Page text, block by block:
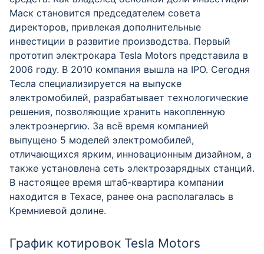
Маск становится председателем совета
директоров, привлекая дополнительные
инвестиции в развитие производства. Первый
прототип электрокара Tesla Motors представила в
2006 году. В 2010 компания вышла на IPO. Сегодня
Тесла специализируется на выпуске
электромобилей, разрабатывает технологические
решения, позволяющие хранить накопленную
электроэнергию. За всё время компанией
выпущено 5 моделей электромобилей,
отличающихся ярким, инновационным дизайном, а
также установлена сеть электрозарядных станций.
В настоящее время штаб-квартира компании
находится в Техасе, ранее она располагалась в
Кремниевой долине.
График котировок Tesla Motors